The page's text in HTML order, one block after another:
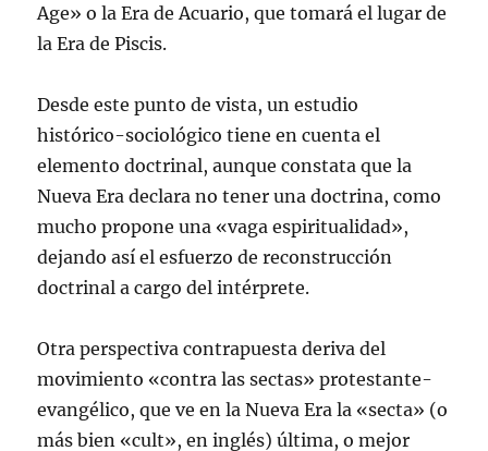
Age» o la Era de Acuario, que tomará el lugar de
la Era de Piscis.
Desde este punto de vista, un estudio
histórico-sociológico tiene en cuenta el
elemento doctrinal, aunque constata que la
Nueva Era declara no tener una doctrina, como
mucho propone una «vaga espiritualidad»,
dejando así el esfuerzo de reconstrucción
doctrinal a cargo del intérprete.
Otra perspectiva contrapuesta deriva del
movimiento «contra las sectas» protestante-
evangélico, que ve en la Nueva Era la «secta» (o
más bien «cult», en inglés) última, o mejor